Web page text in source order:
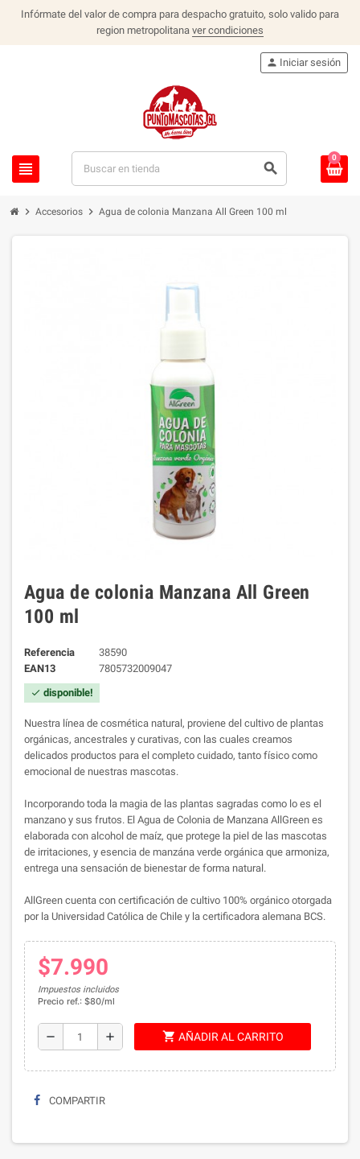
Infórmate del valor de compra para despacho gratuito, solo valido para
region metropolitana ver condiciones
view_headline search
person Iniciar sesión
0
chevron_right Accesorios chevron_right Agua de colonia Manzana All Green 100 ml
Agua de colonia Manzana All Green
100 ml
Referencia
38590
EAN13
7805732009047
check disponible!
Nuestra línea de cosmética natural, proviene del cultivo de plantas
orgánicas, ancestrales y curativas, con las cuales creamos
delicados productos para el completo cuidado, tanto físico como
emocional de nuestras mascotas.
Incorporando toda la magia de las plantas sagradas como lo es el
manzano y sus frutos. El ​Agua de Colonia de Manzana AllGreen es
elaborada con alcohol de maíz, que protege la piel de las mascotas
de irritaciones, y esencia de manzána verde orgánica que armoniza,
entrega una sensación de bienestar de forma natural.
AllGreen cuenta con certificación de cultivo 100% orgánico otorgada
por la Universidad Católica de Chile y la certificadora alemana BCS.
$7.990
Impuestos incluidos
Precio ref.: $80/ml
remove add shopping_cart AÑADIR AL CARRITO
COMPARTIR